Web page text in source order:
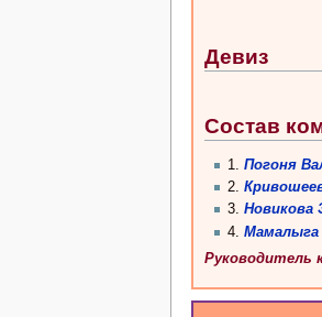
Девиз
Состав
1. Погоня
2.
3. Новикова
4. Мамалыга
Руководитель